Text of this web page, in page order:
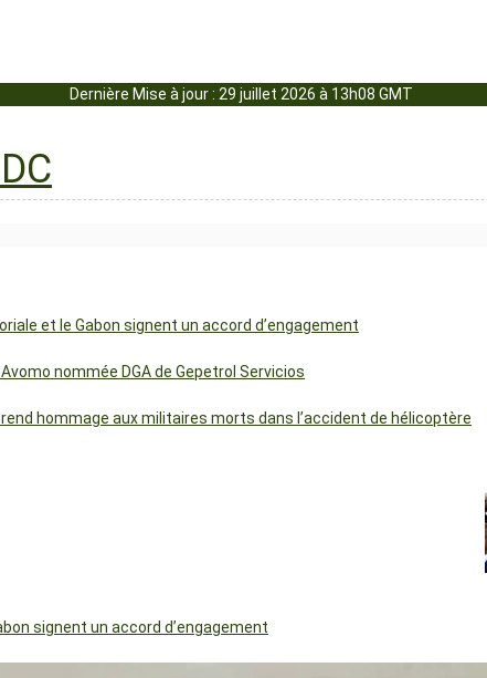
Dernière Mise à jour : 29 juillet 2026 à 13h08 GMT
et le Gabon signent un accord d’engagement
nommée DGA de Gepetrol Servicios
hommage aux militaires morts dans l’accident de hélicoptère
signent un accord d’engagement